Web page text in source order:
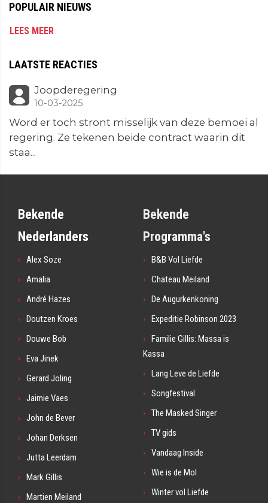
POPULAIR NIEUWS
LEES MEER
LAATSTE REACTIES
Joopderegering
10-03-2025
Word er toch stront misselijk van deze bemoei al
regering. Ze tekenen beide contract waarin dit
staa...
Bekende
Nederlanders
Alex Soze
Amalia
André Hazes
Doutzen Kroes
Douwe Bob
Eva Jinek
Gerard Joling
Jaimie Vaes
John de Bever
Johan Derksen
Jutta Leerdam
Mark Gillis
Martien Meiland
Bekende
Programma's
B&B Vol Liefde
Chateau Meiland
De Augurkenkoning
Expeditie Robinson 2023
Familie Gillis: Massa is
Kassa
Lang Leve de Liefde
Songfestival
The Masked Singer
TV gids
Vandaag Inside
Wie is de Mol
Winter vol Liefde